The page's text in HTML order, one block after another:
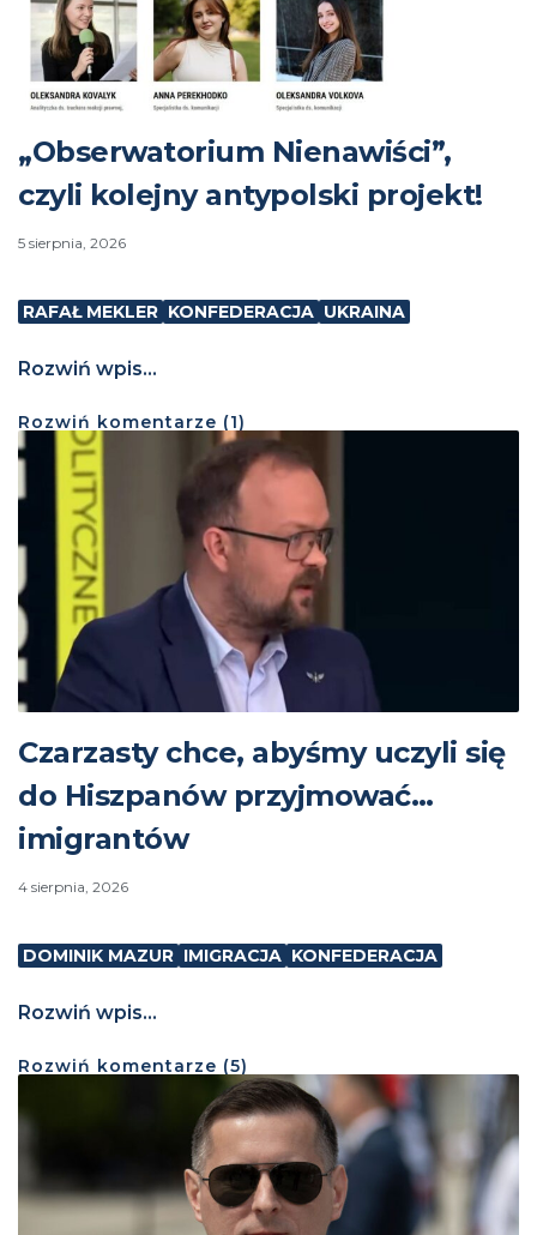
„Obserwatorium Nienawiści”,
czyli kolejny antypolski projekt!
5 sierpnia, 2026
RAFAŁ MEKLER KONFEDERACJA UKRAINA
Rozwiń wpis...
Rozwiń komentarze (1)
Czarzasty chce, abyśmy uczyli się
do Hiszpanów przyjmować…
imigrantów
4 sierpnia, 2026
DOMINIK MAZUR IMIGRACJA KONFEDERACJA
Rozwiń wpis...
Rozwiń komentarze (5)